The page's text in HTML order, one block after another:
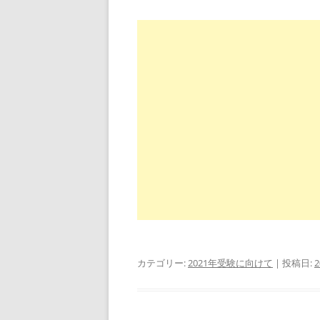
カテゴリー:2021年受験に向けて | 投稿日: